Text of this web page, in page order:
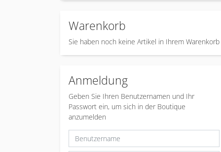
Warenkorb
Sie haben noch keine Artikel in Ihrem Warenkorb
Anmeldung
Geben Sie Ihren Benutzernamen und Ihr
Passwort ein, um sich in der Boutique
anzumelden